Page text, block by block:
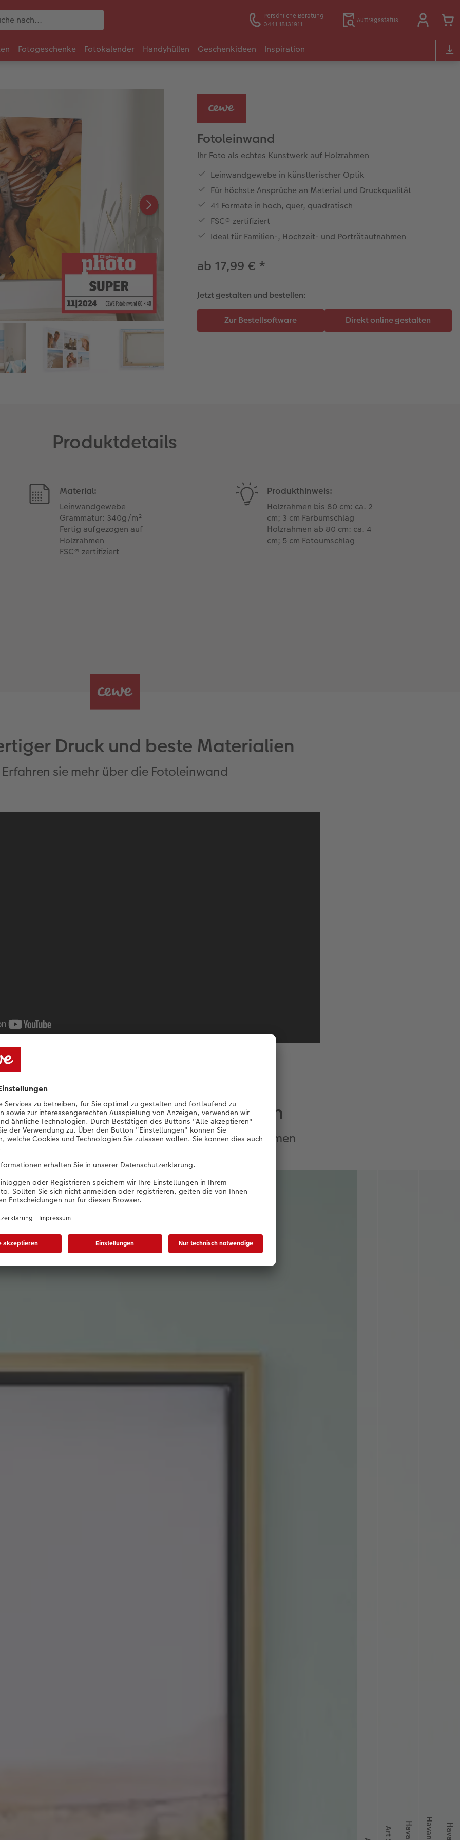
Persönliche Beratung
0441 18131911
Auftragsstatus
Fotogeschenke Fotokalender Handyhüllen Geschenkideen Inspiration
Fotoleinwand
Ihr Foto als echtes Kunstwerk auf Holzrahmen
Leinwandgewebe in künstlerischer Optik
Für höchste Ansprüche an Material und Druckqualität
41 Formate in hoch, quer, quadratisch
FSC® zertifiziert
Ideal für Familien-, Hochzeit- und Porträtaufnahmen
ab 17,99 € *
Jetzt gestalten und bestellen:
Produktdetails
Material:
Leinwandgewebe
Grammatur: 340g/m²
Fertig aufgezogen auf
Holzrahmen
FSC® zertifiziert
Produkthinweis:
Holzrahmen bis 80 cm: ca. 2
cm; 3 cm Farbumschlag
Holzrahmen ab 80 cm: ca. 4
cm; 5 cm Fotoumschlag
Druck und beste Materialien
Erfahren sie mehr über die Fotoleinwand
in einer neuen Dimension
Ihre Fotoleinwand mit einem Schattenfugenrahmen